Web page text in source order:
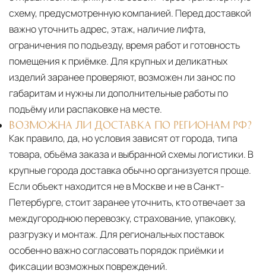
схему, предусмотренную компанией. Перед доставкой
важно уточнить адрес, этаж, наличие лифта,
ограничения по подъезду, время работ и готовность
помещения к приёмке. Для крупных и деликатных
изделий заранее проверяют, возможен ли занос по
габаритам и нужны ли дополнительные работы по
подъёму или распаковке на месте.
ВОЗМОЖНА ЛИ ДОСТАВКА ПО РЕГИОНАМ РФ?
Как правило, да, но условия зависят от города, типа
товара, объёма заказа и выбранной схемы логистики. В
крупные города доставка обычно организуется проще.
Если объект находится не в Москве и не в Санкт-
Петербурге, стоит заранее уточнить, кто отвечает за
междугороднюю перевозку, страхование, упаковку,
разгрузку и монтаж. Для региональных поставок
особенно важно согласовать порядок приёмки и
фиксации возможных повреждений.